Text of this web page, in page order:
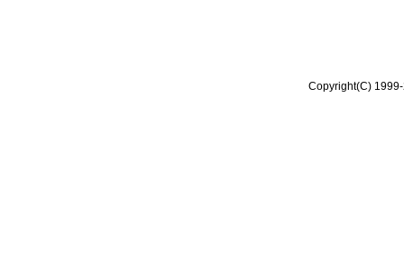
Copyright(C)